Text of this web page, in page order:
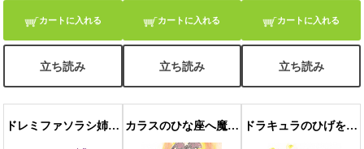
カートに入れる
立ち読み
カートに入れる
立ち読み
カートに入れる
立ち読み
ドレミファソラシ姉妹のくせたいじ カラスのひな座へ魔女がとぶ ドラキュラのひげをつけた魔女